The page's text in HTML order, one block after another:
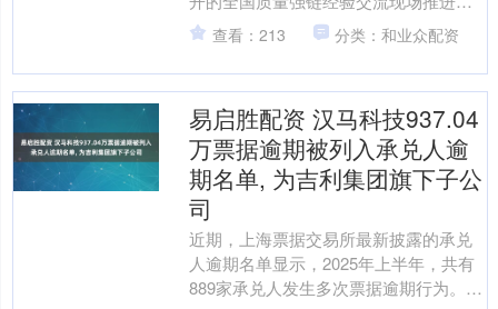
上正式发布首批21个跨区域质量强链联
动项目（以下简....
查看：213 分类：和业众配资
易启胜配资 汉马科技937.04
万票据逾期被列入承兑人逾
期名单, 为吉利集团旗下子公
司
近期，上海票据交易所最新披露的承兑
人逾期名单显示，2025年上半年，共有
889家承兑人发生多次票据逾期行为。其